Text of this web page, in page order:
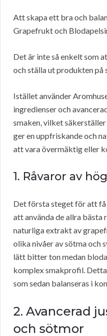
Att skapa ett bra och
Grapefrukt och
Det är inte så enkelt som
och ställa ut produkten på
Istället använder
ingredienser och
smaken, vilket
ger en uppfriskande och
att vara övermäktig eller
1. Råvaror av
Det första steget för att
att använda de allra bästa
naturliga extrakt av
olika nivåer av sötma och
lätt bitter ton medan
komplex smakprofil.
som sedan balanseras i
2. Avancerad
och sötmor